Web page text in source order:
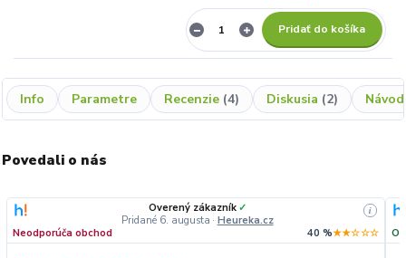
Pridať do košíka
Info Parametre Recenzie 4 Diskusia 2
Povedali o nás
Overený zákazník ✓
Pridané 6. augusta · Heureka.cz
i
Neodporúča obchod 40 %★★☆☆☆